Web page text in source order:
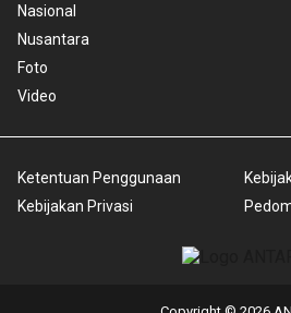
Nasional
Nusantara
Foto
Video
Ketentuan Penggunaan
Kebijakan Privasi